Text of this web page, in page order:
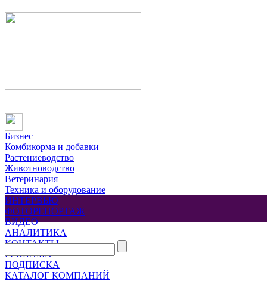
Бизнес
Комбикорма и добавки
Растениеводство
Животноводство
Ветеринария
Техника и оборудование
ИНТЕРВЬЮ
ФОТОРЕПОРТАЖ
ВИДЕО
АНАЛИТИКА
КОНТАКТЫ
РЕКЛАМА
ПОДПИСКА
КАТАЛОГ КОМПАНИЙ